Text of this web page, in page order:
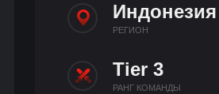
Индонезия
РЕГИОН
Tier 3
РАНГ КОМАНДЫ